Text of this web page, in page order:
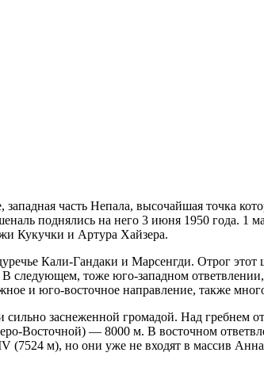
часть Непала, высочайшая точка
поднялись на него 3 июня 1950 года. 1
Кукучки и Артура Хайзера.
Кали-Гандаки и Марсенгди. Отрог
тоже юго-западном
и юго-восточное направление, также
заснеженной громадой. Над гребнем
Восточной) — 8000 м. В восточном
м), но они уже не входят в массив